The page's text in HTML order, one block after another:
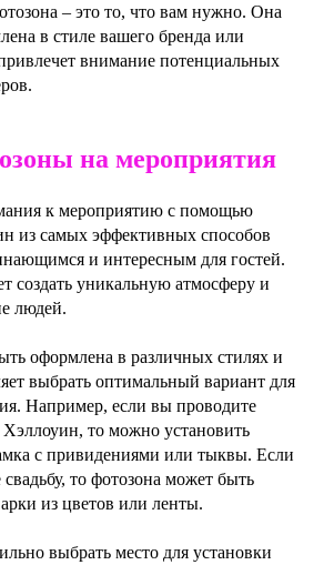
– это то, что вам нужно. Она
в стиле вашего бренда или
внимание потенциальных
на мероприятия
к мероприятию с помощью
из самых эффективных способов
и интересным для гостей.
создать уникальную атмосферу и
людей.
оформлена в различных стилях и
выбрать оптимальный вариант для
Например, если вы проводите
Хэллоуин, то можно установить
с привидениями или тыквы. Если
то фотозона может быть
из цветов или ленты.
выбрать место для установки